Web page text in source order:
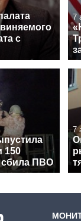
с
7
150
сбила ПВО
7